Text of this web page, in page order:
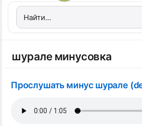
шурале минусовка
Прослушать минус шурале